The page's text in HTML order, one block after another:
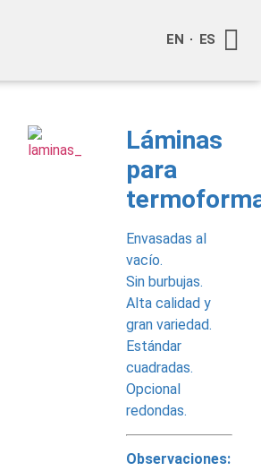
EN ES
Láminas
para
Envasadas al
vacío.
Sin burbujas.
Alta calidad y
gran variedad.
Estándar
cuadradas.
Opcional
redondas.
Observaciones: